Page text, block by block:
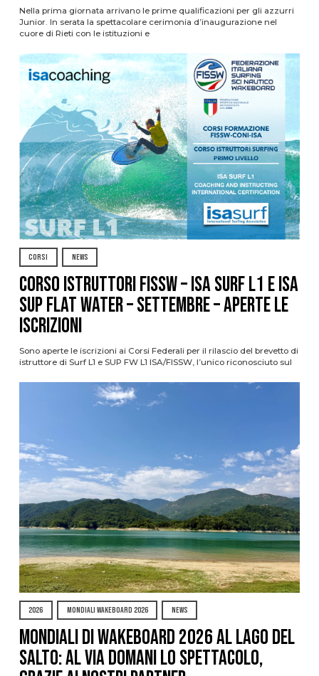
Nella prima giornata arrivano le prime qualificazioni per gli azzurri
Junior. In serata la spettacolare cerimonia d’inaugurazione nel
cuore di Rieti con le istituzioni e
CORSI NEWS
CORSO ISTRUTTORI FISSW – ISA SURF L1 e ISA
SUP Flat Water – SETTEMBRE – APERTE LE
ISCRIZIONI
Sono aperte le iscrizioni ai Corsi Federali per il rilascio del brevetto di
istruttore di Surf L1 e SUP FW L1 ISA/FISSW, l’unico riconosciuto sul
2026 MONDIALI WAKEBOARD 2026 NEWS
Mondiali di Wakeboard 2026 al Lago del
Salto: al via domani lo spettacolo,